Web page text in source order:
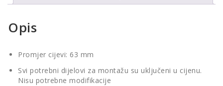
Opis
Promjer cijevi: 63 mm
Svi potrebni dijelovi za montažu su uključeni u cijenu.
Nisu potrebne modifikacije